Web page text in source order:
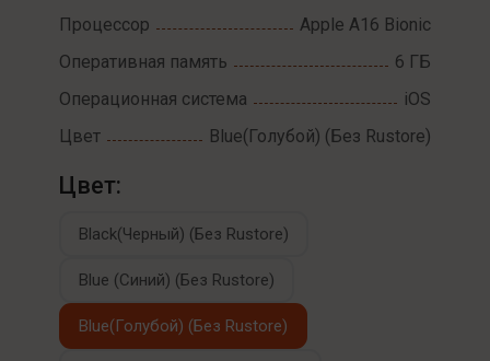
Процессор
Apple A16 Bionic
Оперативная память
6 ГБ
Операционная система
iOS
Цвет
Blue(Голубой) (Без Rustore)
Цвет:
Black(Черный) (Без Rustore)
Blue (Синий) (Без Rustore)
Blue(Голубой) (Без Rustore)